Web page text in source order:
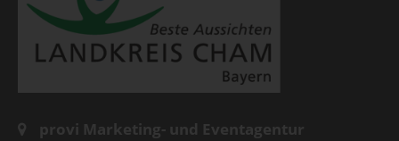
provi Marketing- und Eventagentur